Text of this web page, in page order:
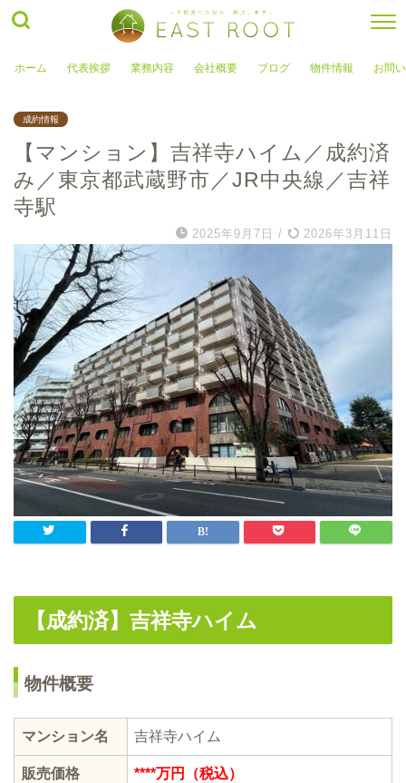
ホーム 代表挨拶 業務内容 会社概要 ブログ 物件情報 お問
成約情報
【マンション】吉祥寺ハイム／成約済
み／東京都武蔵野市／JR中央線／吉祥
寺駅
2025年9月7日 / 2026年3月11日
【成約済】吉祥寺ハイム
物件概要
マンション名 吉祥寺ハイム
販売価格 ****万円（税込）